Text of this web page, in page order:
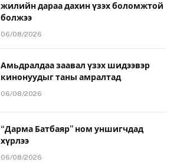
жилийн дараа дахин үзэх боломжтой
болжээ
06/08/2026
Амьдралдаа заавал үзэх шидээвэр
кинонуудыг таны амралтад
06/08/2026
“Дарма Батбаяр” ном уншигчдад
хүрлээ
06/08/2026